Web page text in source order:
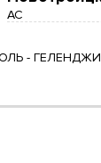
АС
-